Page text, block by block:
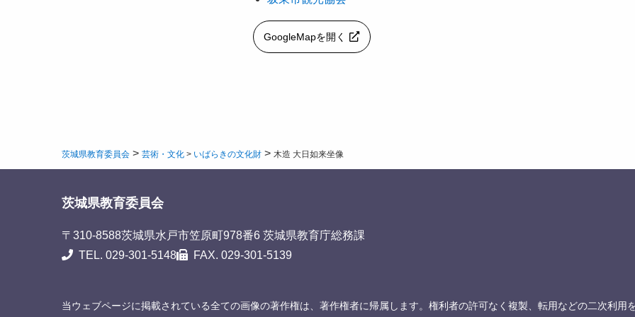
GoogleMapを開く
茨城県教育委員会 > 芸術・文化 > いばらきの文化財 > 木造 大日如来坐像
茨城県教育委員会
〒310-8588茨城県水戸市笠原町978番6 茨城県教育庁総務課
TEL. 029-301-5148
FAX. 029-301-5139
当ウェブページに掲載されている全ての画像の著作権は、著作権者に帰属します。権利者の許可なく複製、転用などの二次利用